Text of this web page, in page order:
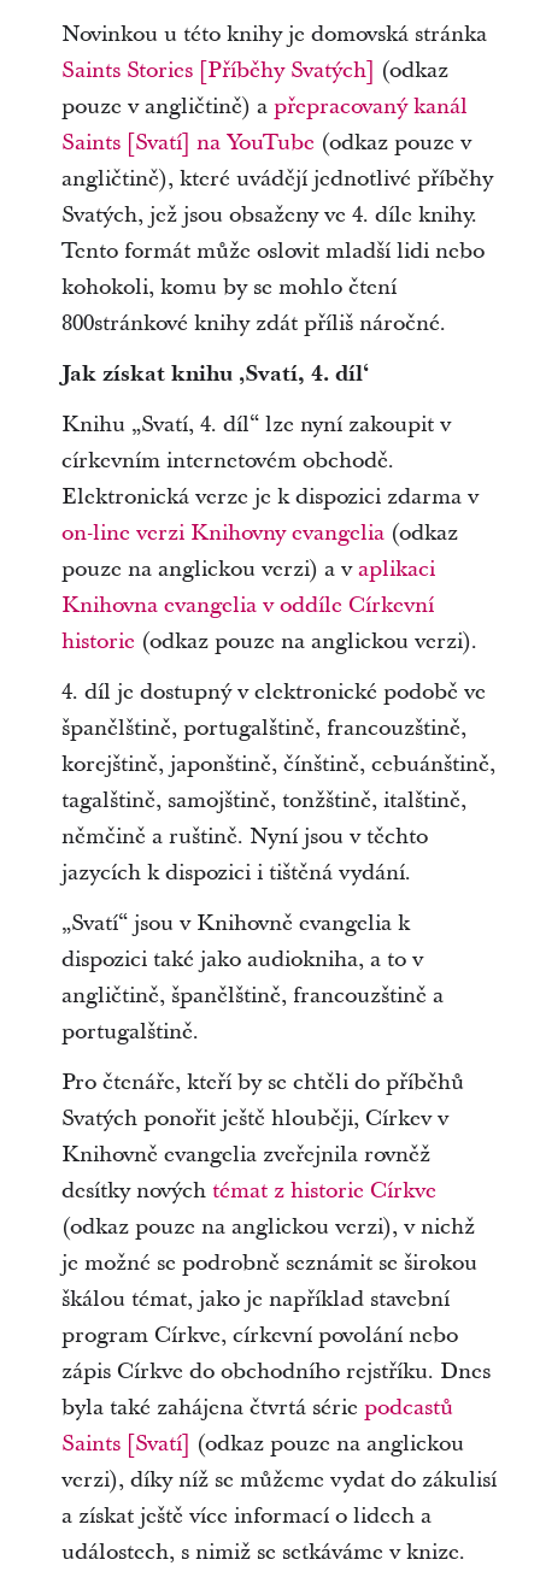
Novinkou u této knihy je domovská stránka
Saints Stories [Příběhy Svatých] (odkaz
pouze v angličtině) a přepracovaný kanál
Saints [Svatí] na YouTube (odkaz pouze v
angličtině), které uvádějí jednotlivé příběhy
Svatých, jež jsou obsaženy ve 4. díle knihy.
Tento formát může oslovit mladší lidi nebo
kohokoli, komu by se mohlo čtení
800stránkové knihy zdát příliš náročné.
Jak získat knihu ‚Svatí, 4. díl‘
Knihu „Svatí, 4. díl“ lze nyní zakoupit v
církevním internetovém obchodě.
Elektronická verze je k dispozici zdarma v
on-line verzi Knihovny evangelia(odkaz
pouze na anglickou verzi) a vaplikaci
Knihovna evangelia v oddíle Církevní
historie (odkaz pouze na anglickou verzi).
4. díl je dostupný v elektronické podobě ve
španělštině, portugalštině, francouzštině,
korejštině, japonštině, čínštině, cebuánštině,
tagalštině, samojštině, tonžštině, italštině,
němčině a ruštině. Nyní jsou v těchto
jazycích k dispozici i tištěná vydání.
„Svatí“ jsou v Knihovně evangelia k
dispozici také jako audiokniha, a to v
angličtině, španělštině, francouzštině a
portugalštině.
Pro čtenáře, kteří by se chtěli do příběhů
Svatých ponořit ještě hlouběji, Církev v
Knihovně evangelia zveřejnila rovněž
desítky nových témat z historie Církve
(odkaz pouze na anglickou verzi), v nichž
je možné se podrobně seznámit se širokou
škálou témat, jako je například stavební
program Církve, církevní povolání nebo
zápis Církve do obchodního rejstříku. Dnes
byla také zahájena čtvrtá série podcastů
Saints [Svatí] (odkaz pouze na anglickou
verzi), díky níž se můžeme vydat do zákulisí
a získat ještě více informací o lidech a
událostech, s nimiž se setkáváme v knize.